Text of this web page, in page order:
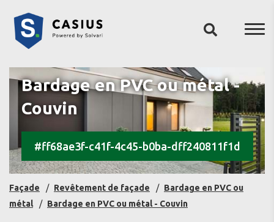
Bardage en PVC ou métal -
Couvin
#ff68ae3f-c41f-4c45-b0ba-dff240811f1d
Façade Revêtement de façade
Bardage en PVC ou
métal
Bardage en PVC ou métal - Couvin